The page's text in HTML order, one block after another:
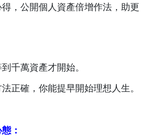
，公開個人資產倍增作法，助更
千萬資產才開始。
正確，你能提早開始理想人生。
：